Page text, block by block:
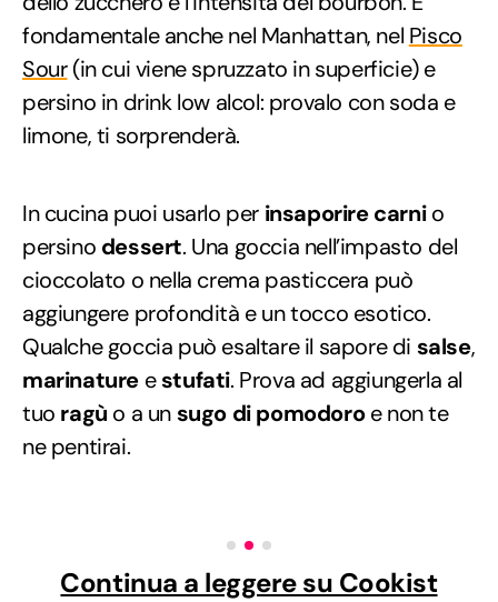
fondamentale anche nel Manhattan, nel Pisco
Sour(in cui viene spruzzato in superficie) e
persino in drink low alcol: provalo con soda e
limone, ti sorprenderà.
In cucina puoi usarlo per insaporire carnio
persino dessert. Una goccia nell’impasto del
cioccolato o nella crema pasticcera può
aggiungere profondità e un tocco esotico.
Qualche goccia può esaltare il sapore di salse,
marinature estufati. Prova ad aggiungerla al
tuo ragù o a un sugo di pomodoroe non te
ne pentirai.
Continua a leggere su Cookist